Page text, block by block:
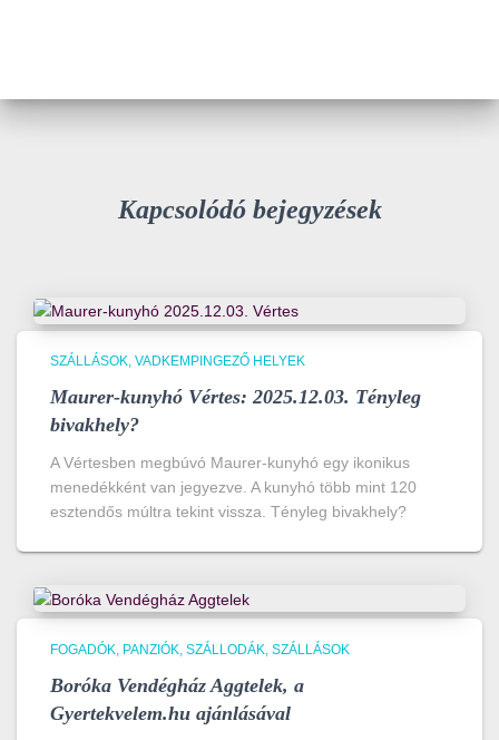
Kapcsolódó bejegyzések
SZÁLLÁSOK VADKEMPINGEZŐ HELYEK
Maurer-kunyhó Vértes: 2025.12.03. Tényleg
bivakhely?
A Vértesben megbúvó Maurer-kunyhó egy ikonikus
menedékként van jegyezve. A kunyhó több mint 120
esztendős múltra tekint vissza. Tényleg bivakhely?
FOGADÓK, PANZIÓK, SZÁLLODÁK SZÁLLÁSOK
Boróka Vendégház Aggtelek, a
Gyertekvelem.hu ajánlásával